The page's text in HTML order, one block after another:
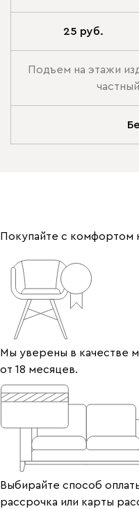
25 руб.
Подъем на этажи
Покупайте с комфортом
Мы уверены в качестве
от 18 месяцев.
Выбирайте способ
рассрочка или карты